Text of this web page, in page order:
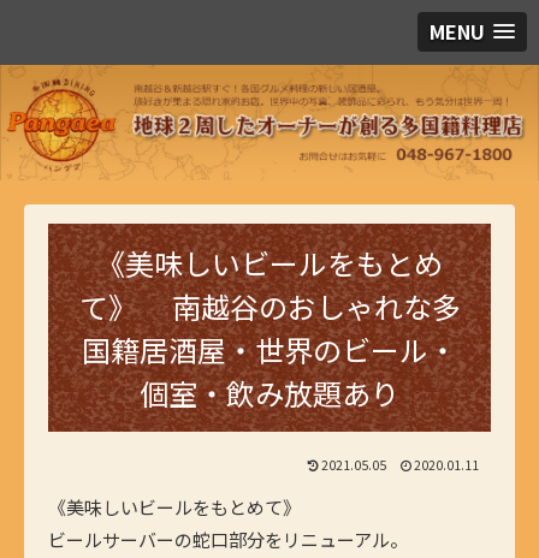
MENU
《美味しいビールをもとめ
て》 南越谷のおしゃれな多
国籍居酒屋・世界のビール・
個室・飲み放題あり
2021.05.05 2020.01.11
《美味しいビールをもとめて》
ビールサーバーの蛇口部分をリニューアル。